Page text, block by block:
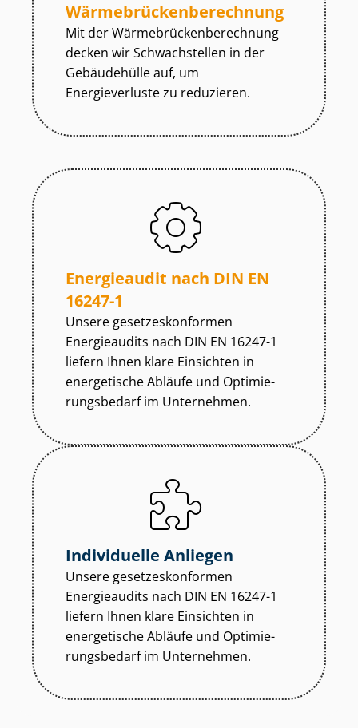
Wär­me­brü­cken­be­rech­nung
Mit der Wär­me­brü­cken­be­rech­nung
decken wir Schwachstellen in der
Gebäudehülle auf, um
Energieverluste zu reduzieren.
Energieaudit nach DIN EN
16247-1
Unsere ge­set­zes­kon­for­men
Energieaudits nach DIN EN 16247-1
liefern Ihnen klare Einsichten in
energetische Abläufe und Op­ti­mie­
rungs­be­darf im Unternehmen.
Individuelle Anliegen
Unsere ge­set­zes­kon­for­men
Energieaudits nach DIN EN 16247-1
liefern Ihnen klare Einsichten in
energetische Abläufe und Op­ti­mie­
rungs­be­darf im Unternehmen.